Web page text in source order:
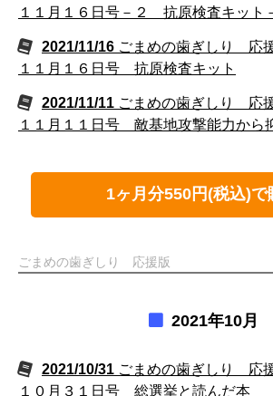
１１月１６日号－２ 抗原検査キット
2021/11/16 ごまめの歯ぎしり 応
１１月１６日号 抗原検査キット
2021/11/11 ごまめの歯ぎしり 応
１１月１１日号 敵基地攻撃能力から
1ヶ月分550円(税込)で
ごまめの歯ぎしり 応援版
2021年10月
2021/10/31 ごまめの歯ぎしり 応
１０月３１日号 総選挙と読んだ本